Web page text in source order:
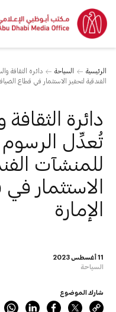
الرئيسية السياحة
دائرة الثقافة
الفندقية لتحفيز الاستثمار في قطاع
11 أغسطس 2023
السياحة
دائرة
تُعدِّل الرسوم
للمنشآت
الاستثمار
الإمارة
شارك الموضوع